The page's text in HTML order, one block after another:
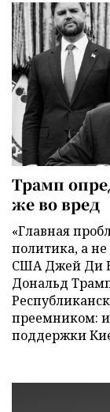
Трамп
же во вред
«Главная
политика, а не
США Джей Ди
Дональд
преемником:
поддержки